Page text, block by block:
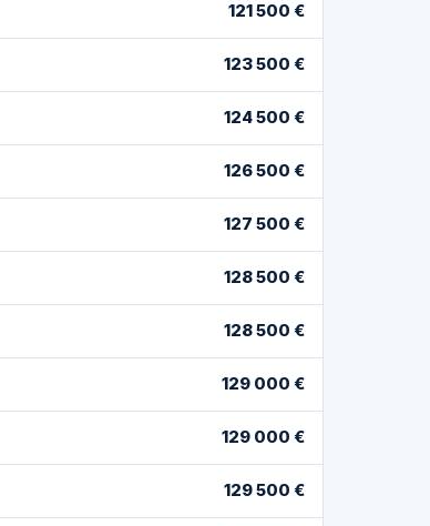
121 500 €
123 500 €
124 500 €
126 500 €
127 500 €
128 500 €
128 500 €
129 000 €
129 000 €
129 500 €